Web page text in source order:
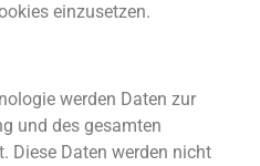
einzusetzen.
werden Daten zur
und des gesamten
Diese Daten werden nicht